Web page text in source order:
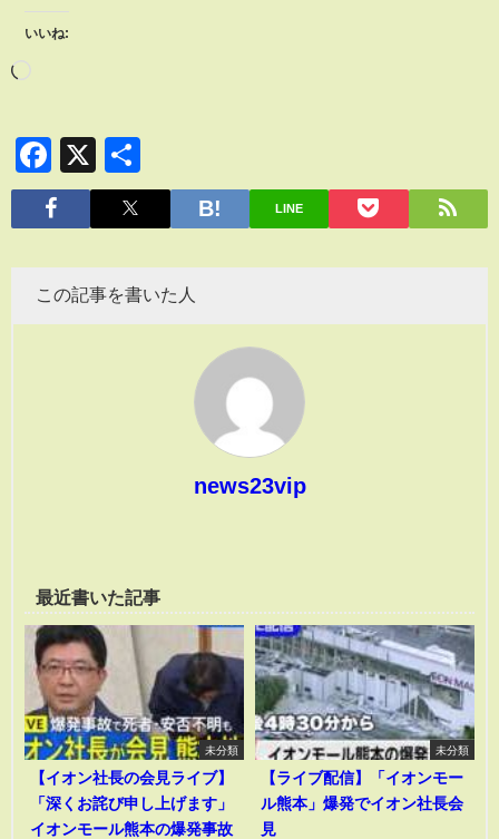
いいね:
Facebook
X
有
LINE
この記事を書いた人
news23vip
最近書いた記事
未分類
【イオン社長の会見ライブ】
「深くお詫び申し上げます」
イオンモール熊本の爆発事故
未分類
【ライブ配信】「イオンモー
ル熊本」爆発でイオン社長会
見